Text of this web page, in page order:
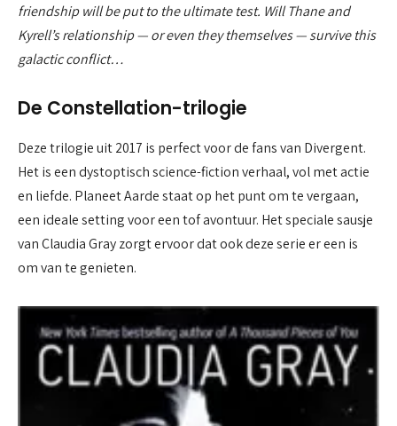
friendship will be put to the ultimate test. Will Thane and
Kyrell’s relationship — or even they themselves — survive this
galactic conflict…
De Constellation-trilogie
Deze trilogie uit 2017 is perfect voor de fans van Divergent.
Het is een dystoptisch science-fiction verhaal, vol met actie
en liefde. Planeet Aarde staat op het punt om te vergaan,
een ideale setting voor een tof avontuur. Het speciale sausje
van Claudia Gray zorgt ervoor dat ook deze serie er een is
om van te genieten.